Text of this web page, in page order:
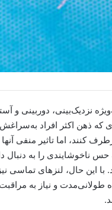
نزدیک‌بینی، دوربینی و
که ذهن اکثر افراد
کنند، اما تاثیر منفی
ناخوشایندی را به دنبال
این حال، لنزهای تماسی
طولانی‌مدت و نیاز به